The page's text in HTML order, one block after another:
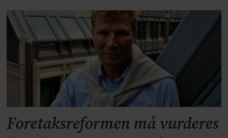
Foretaksreformen må vurderes